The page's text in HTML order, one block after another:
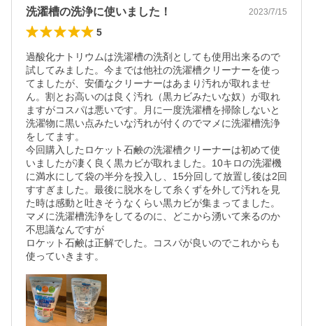
洗濯槽の洗浄に使いました！ 2023/7/15
5
過酸化ナトリウムは洗濯槽の洗剤としても使用出来るので
試してみました。今までは他社の洗濯槽クリーナーを使っ
てましたが、安価なクリーナーはあまり汚れが取れませ
ん。割とお高いのは良く汚れ（黒カビみたいな奴）が取れ
ますがコスパは悪いです。月に一度洗濯槽を掃除しないと
洗濯物に黒い点みたいな汚れが付くのでマメに洗濯槽洗浄
をしてます。
今回購入したロケット石鹸の洗濯槽クリーナーは初めて使
いましたが凄く良く黒カビが取れました。10キロの洗濯機
に満水にして袋の半分を投入し、15分回して放置し後は2回
すすぎました。最後に脱水をして糸くずを外して汚れを見
た時は感動と吐きそうなくらい黒カビが集まってました。
マメに洗濯槽洗浄をしてるのに、どこから湧いて来るのか
不思議なんですが
ロケット石鹸は正解でした。コスパが良いのでこれからも
使っていきます。